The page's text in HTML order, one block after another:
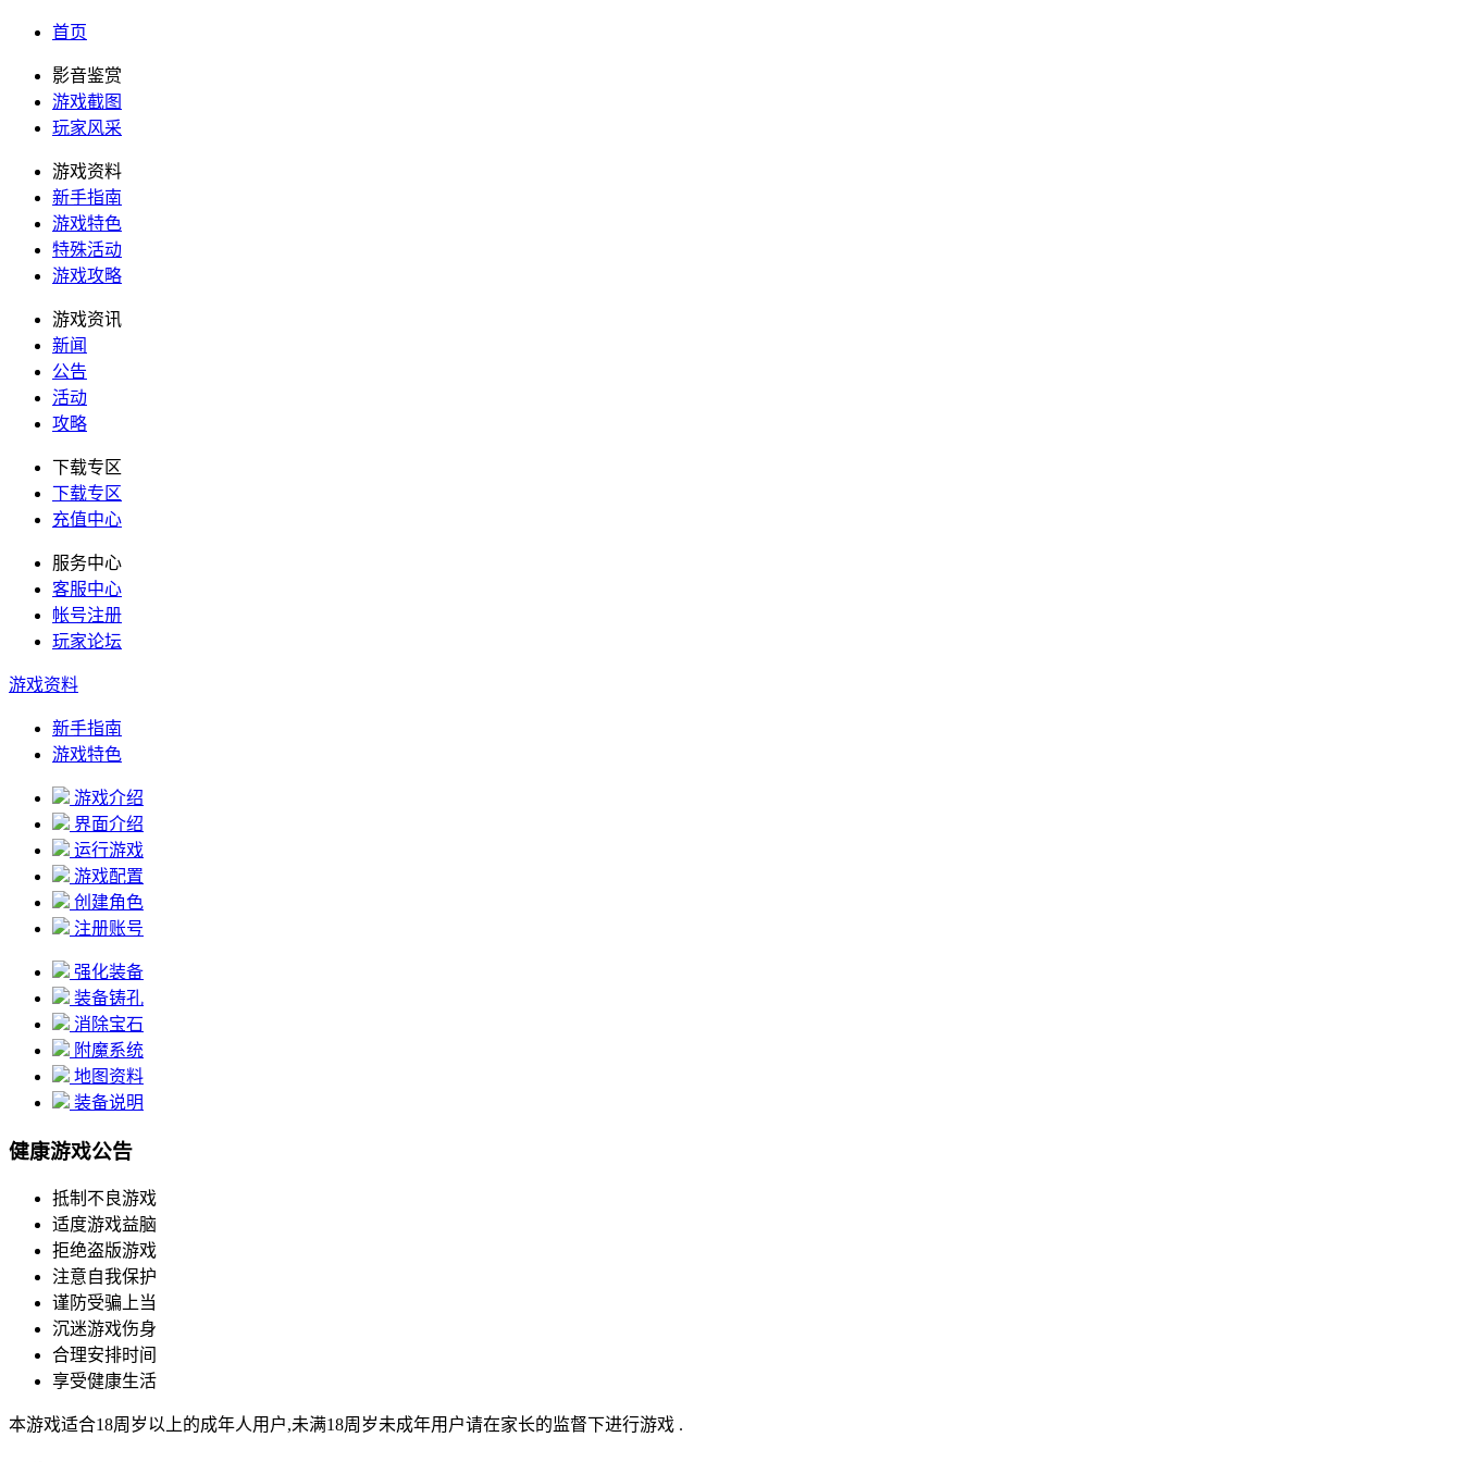
首页
影音鉴赏
游戏截图
玩家风采
游戏资料
新手指南
游戏特色
特殊活动
游戏攻略
游戏资讯
新闻
公告
活动
攻略
下载专区
下载专区
充值中心
服务中心
客服中心
帐号注册
玩家论坛
游戏资料
新手指南
游戏特色
游戏介绍
界面介绍
运行游戏
游戏配置
创建角色
注册账号
强化装备
装备铸孔
消除宝石
附魔系统
地图资料
装备说明
健康游戏公告
抵制不良游戏
适度游戏益脑
拒绝盗版游戏
注意自我保护
谨防受骗上当
沉迷游戏伤身
合理安排时间
享受健康生活
本游戏适合18周岁以上的成年人用户,未满18周岁未成年用户请在家长的监督下进行游戏 .